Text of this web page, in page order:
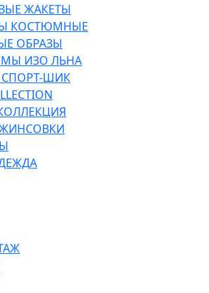
ЖАКЕТЫ
КОСТЮМНЫЕ
ОБРАЗЫ
ИЗО ЛЬНА
ШИК